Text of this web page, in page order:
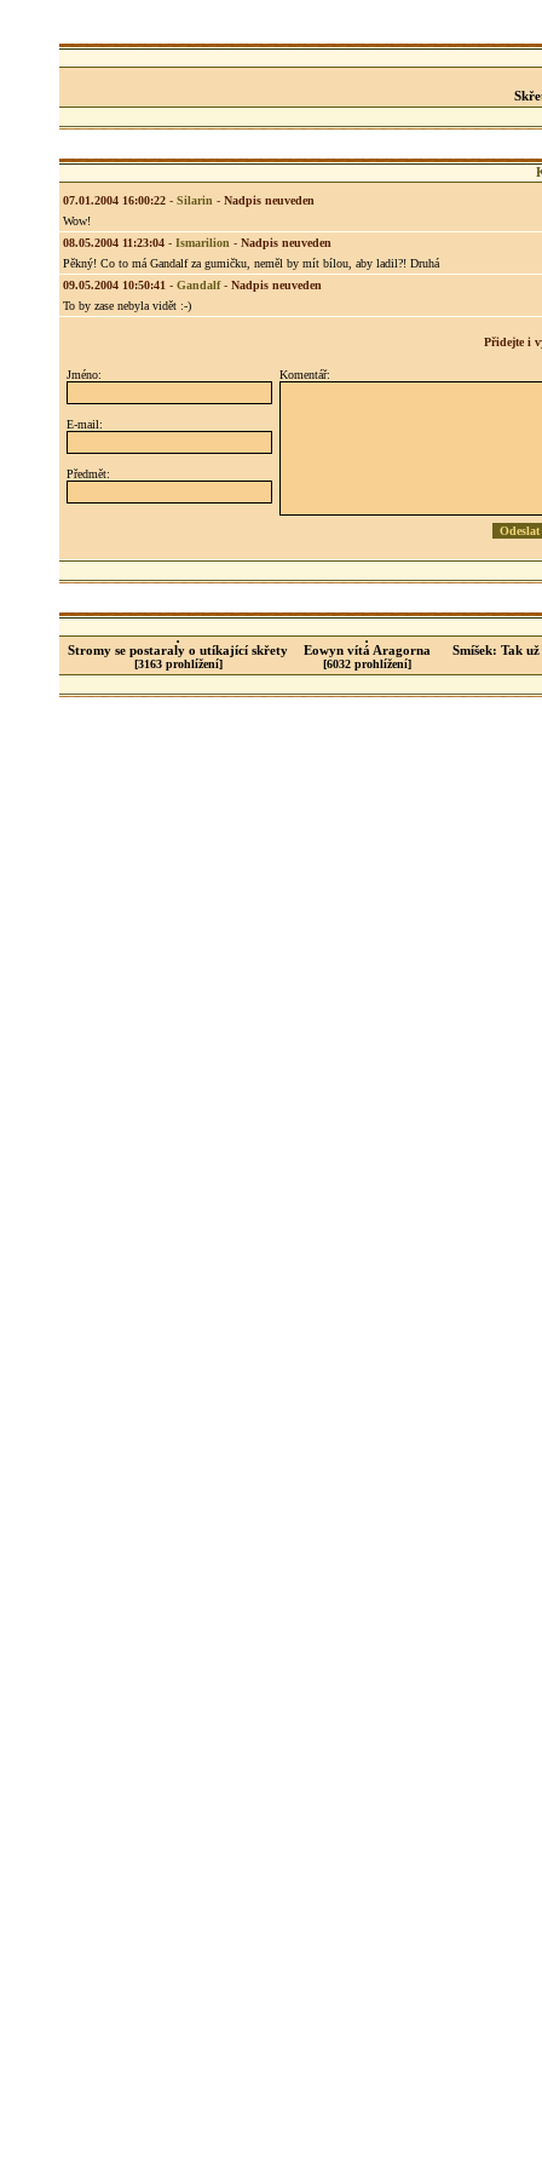
07.01.2004 16:00:22 - Silarin - Nadpis neuveden
Wow!
08.05.2004 11:23:04 - Ismarilion - Nadpis neuveden
Pěkný! Co to má Gandalf za gumičku, neměl by mít bílou, aby ladil?! Druhá
09.05.2004 10:50:41 - Gandalf- Nadpis neuveden
To by zase nebyla vidět :-)
Přidejte i
Jméno:
E-mail:
Předmět:
Komentář:
Stromy se postaraly o utíkající skřety
[3163 prohlížení]
Eowyn vítá Aragorna
[6032 prohlížení]
Smíšek: Tak